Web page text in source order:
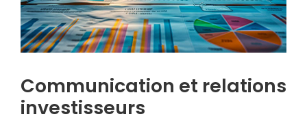
Communication et relations
investisseurs